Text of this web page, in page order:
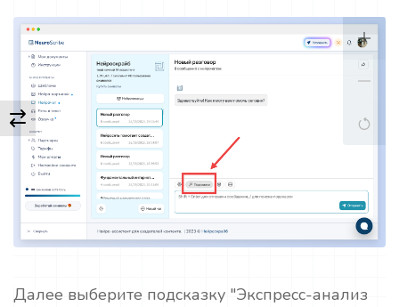
Далее выберите подсказку "Экспресс-анализ